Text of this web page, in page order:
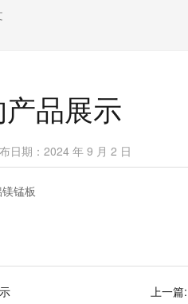
品展示
日期：2024 年 9 月 2 日
锰板
上一篇: